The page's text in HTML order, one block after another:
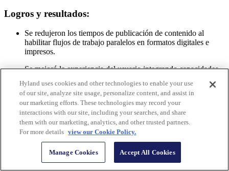
Logros y resultados:
Se redujeron los tiempos de publicación de contenido al
habilitar flujos de trabajo paralelos en formatos digitales e
impresos.
Se mejoró la experiencia del usuario integrando capacidades
del contenido.
Gestiona más de 1 petabyte de contenido con Alfresco que
incluye activos educativos como gráficos, fotos y otros activos
compartidos.
4. CVS Health se ha vuelto a
comprometer con la innovación y
Hyland uses cookies and other technologies to enable your use
of our site, analyze site usage, personalize content, and assist in
our marketing efforts. These technologies may record your
interactions with our site, including your searches, and share
them with our marketing, analytics, and other trusted partners.
For more details view our Cookie Policy.
Manage Cookies Accept All Cookies